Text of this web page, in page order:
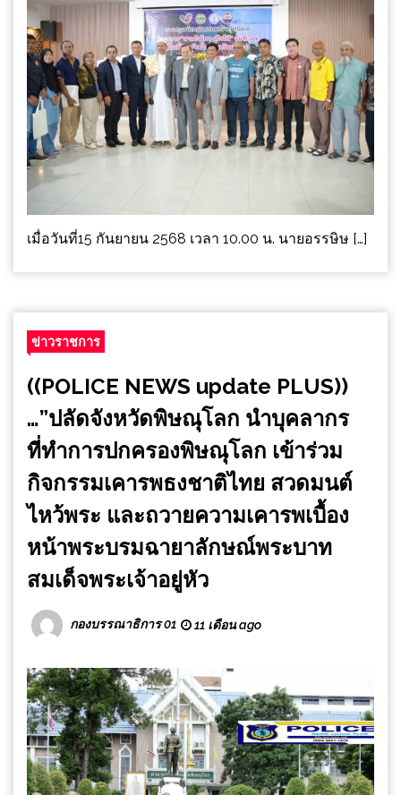
เมื่อวันที่15 กันยายน 2568 เวลา 10.00 น. นายอรรษิษ […]
ข่าวราชการ
((POLICE NEWS update PLUS))
…”ปลัดจังหวัดพิษณุโลก นำบุคลากร
ที่ทำการปกครองพิษณุโลก เข้าร่วม
กิจกรรมเคารพธงชาติไทย สวดมนต์
ไหว้พระ และถวายความเคารพเบื้อง
หน้าพระบรมฉายาลักษณ์พระบาท
สมเด็จพระเจ้าอยู่หัว
กองบรรณาธิการ 01 11 เดือน ago